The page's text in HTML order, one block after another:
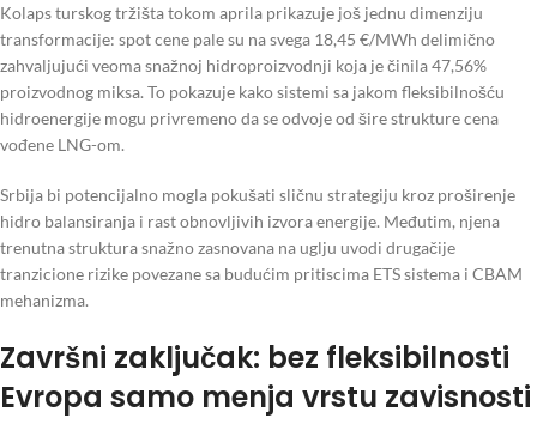
Kolaps turskog tržišta tokom aprila prikazuje još jednu dimenziju
transformacije: spot cene pale su na svega 18,45 €/MWh delimično
zahvaljujući veoma snažnoj hidroproizvodnji koja je činila 47,56%
proizvodnog miksa. To pokazuje kako sistemi sa jakom fleksibilnošću
hidroenergije mogu privremeno da se odvoje od šire strukture cena
vođene LNG-om.
Srbija bi potencijalno mogla pokušati sličnu strategiju kroz proširenje
hidro balansiranja i rast obnovljivih izvora energije. Međutim, njena
trenutna struktura snažno zasnovana na uglju uvodi drugačije
tranzicione rizike povezane sa budućim pritiscima ETS sistema i CBAM
mehanizma.
Završni zaključak: bez fleksibilnosti
Evropa samo menja vrstu zavisnosti